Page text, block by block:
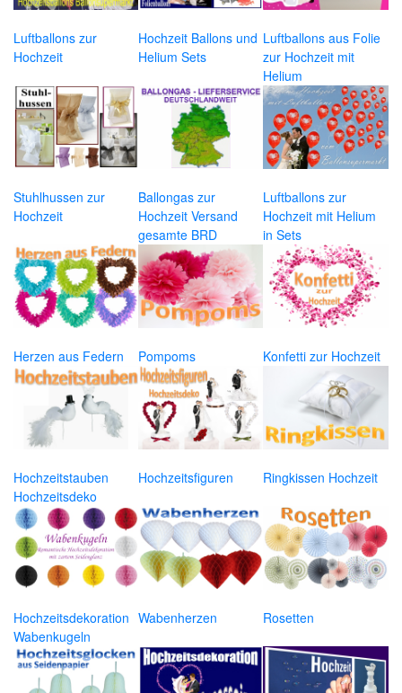
Luftballons zur
Hochzeit
Hochzeit Ballons und
Helium Sets
Luftballons aus Folie
zur Hochzeit mit
Helium
Stuhlhussen zur
Hochzeit
Ballongas zur
Hochzeit Versand
gesamte BRD
Luftballons zur
Hochzeit mit Helium
in Sets
Herzen aus Federn Pompoms Konfetti zur Hochzeit
Hochzeitstauben
Hochzeitsdeko
Hochzeitsfiguren Ringkissen Hochzeit
Hochzeitsdekoration
Wabenkugeln
Wabenherzen Rosetten